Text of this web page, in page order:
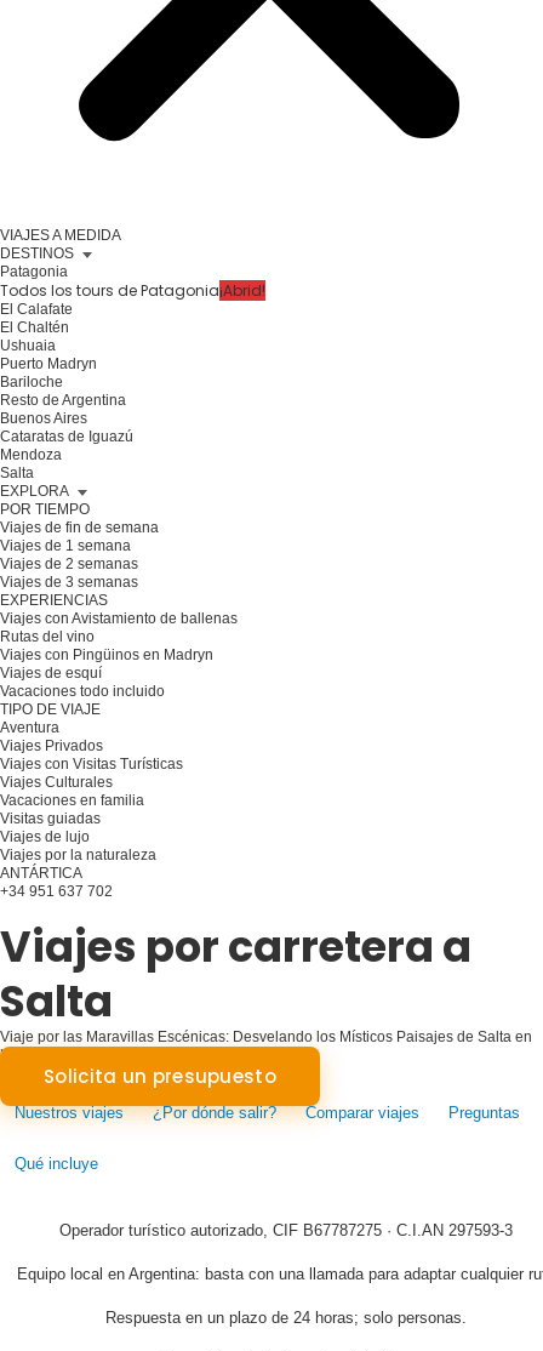
VIAJES A MEDIDA
DESTINOS
Patagonia
Todos los tours de Patagonia¡Abrid!
El Calafate
El Chaltén
Ushuaia
Puerto Madryn
Bariloche
Resto de Argentina
Buenos Aires
Cataratas de Iguazú
Mendoza
Salta
EXPLORA
POR TIEMPO
Viajes de fin de semana
Viajes de 1 semana
Viajes de 2 semanas
Viajes de 3 semanas
EXPERIENCIAS
Viajes con Avistamiento de ballenas
Rutas del vino
Viajes con Pingüinos en Madryn
Viajes de esquí
Vacaciones todo incluido
TIPO DE VIAJE
Aventura
Viajes Privados
Viajes con Visitas Turísticas
Viajes Culturales
Vacaciones en familia
Visitas guiadas
Viajes de lujo
Viajes por la naturaleza
ANTÁRTICA
+34 951 637 702
Viajes por carretera a
Salta
Viaje por las Maravillas Escénicas: Desvelando los Místicos Paisajes de Salta en
la Carretera
Solicita un presupuesto
Nuestros viajes ¿Por dónde salir? Comparar viajes Preguntas
Qué incluye
Operador turístico autorizado, CIF B67787275 · C.I.AN 297593-3
Equipo local en Argentina: basta con una llamada para adaptar cualquier
Respuesta en un plazo de 24 horas; solo personas.